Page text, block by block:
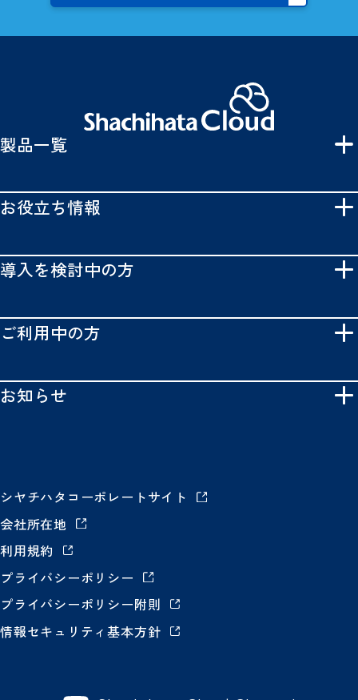
製品一覧
お役立ち情報
導入を検討中の方
ご利用中の方
お知らせ
シヤチハタコーポレートサイト
会社所在地
利用規約
プライバシーポリシー
プライバシーポリシー附則
情報セキュリティ基本方針